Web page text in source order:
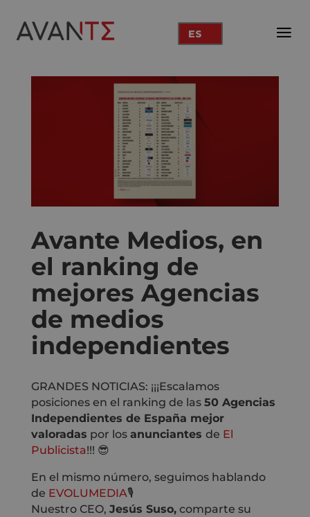
ES
Avante Medios, en
el ranking de
mejores Agencias
de medios
independientes
GRANDES NOTICIAS: ¡¡¡Escalamos
posiciones en el ranking de las 50 Agencias
Independientes de España mejor
valoradas por los anunciantes de El
Publicista!!! 😎
En el mismo número, seguimos hablando
de EVOLUMEDIA🎙
Nuestro CEO, Jesús Suso,comparte su